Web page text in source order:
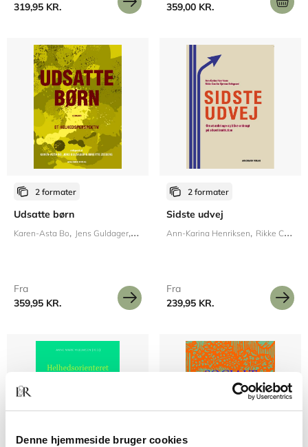
Denne hjemmeside bruger cookies
319,95 KR.
359,00 KR.
2 formater
Udsatte børn
Karen-Asta Bo Jens Guldager Birgitte Zeeberg
Fra
359,95 KR.
2 formater
Sidste udvej
Ann-Karina Henriksen Rikke Cecilie Bjerrum Refsgård
Fra
239,95 KR.